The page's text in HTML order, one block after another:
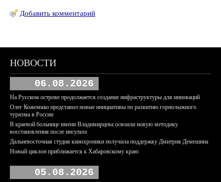
Добавить комментарий
НОВОСТИ
06.08.2026
На Русском острове продолжается создание инфраструктуры для инноваций
Олег Кожемяко представил новые инициативы по развитию горнолыжного
туризма в России
В краевой больнице имени Владимирцева освоили новую методику
восстановления после инсульта
Дальневосточная студия кинохроники получила поддержку Дмитрия Демешина
Новый циклон приближается к Хабаровскому краю
05.08.2026